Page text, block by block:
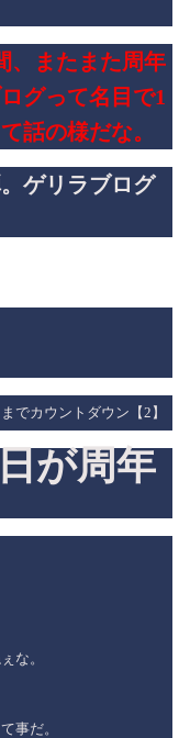
、またまた周年
グって名目で1
話の様だな。
ゲリラブログ
でカウントダウン【2】
が周年
な。
事だ。